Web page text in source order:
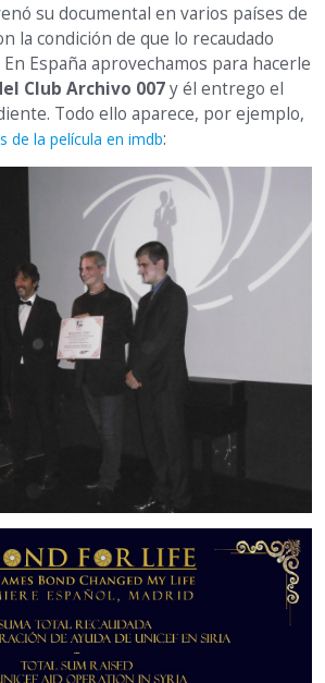
su documental en varios países de
la condición de que lo recaudado
En España aprovechamos para hacerle
Club Archivo 007y él entrego el
Todo ello aparece, por ejemplo,
de la película en imdb: